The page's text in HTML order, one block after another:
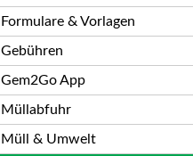
Formulare & Vorlagen
Gebühren
Gem2Go App
Müllabfuhr
Müll & Umwelt